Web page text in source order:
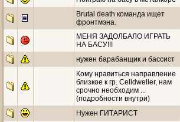
Brutal death команда ищет
фронтмэна.
МЕНЯ ЗАДОЛБАЛО ИГРАТЬ
НА БАСУ!!!
нужен барабанщик и бассист
Кому нравиться направление
близкое к гр. Celldweller, нам
срочно необходим ...
(подробности внутри)
Нужен ГИТАРИСТ